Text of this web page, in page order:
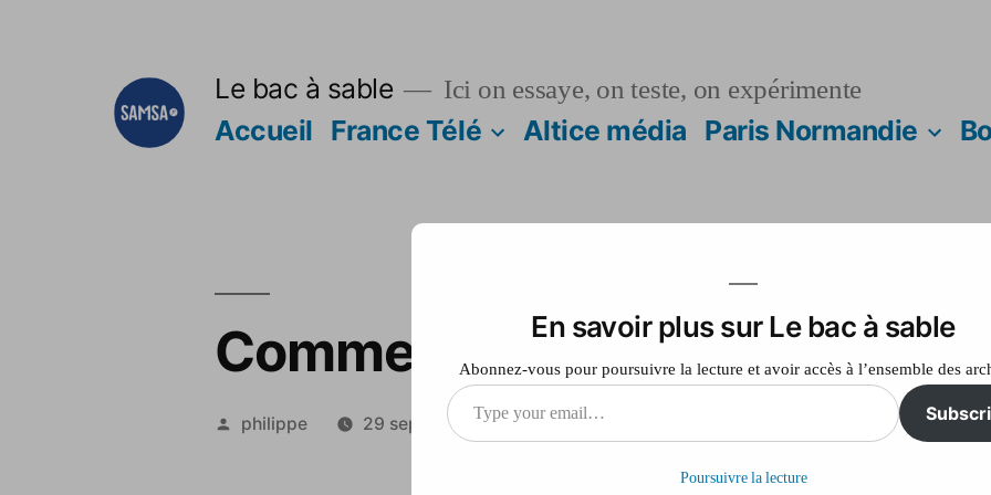
Le bac à sable Ici on essaye, on teste, on expérimente
Accueil France Télé Altice média Paris Normandie
Comment être bien référencé
Publié
philippe 29 septembre 2014 Laisser un commentaire
être
En savoir plus sur Le bac à sable
Abonnez-vous pour poursuivre la lecture et avoir accès à l’ensemble des
Type
your
Poursuivre la lecture